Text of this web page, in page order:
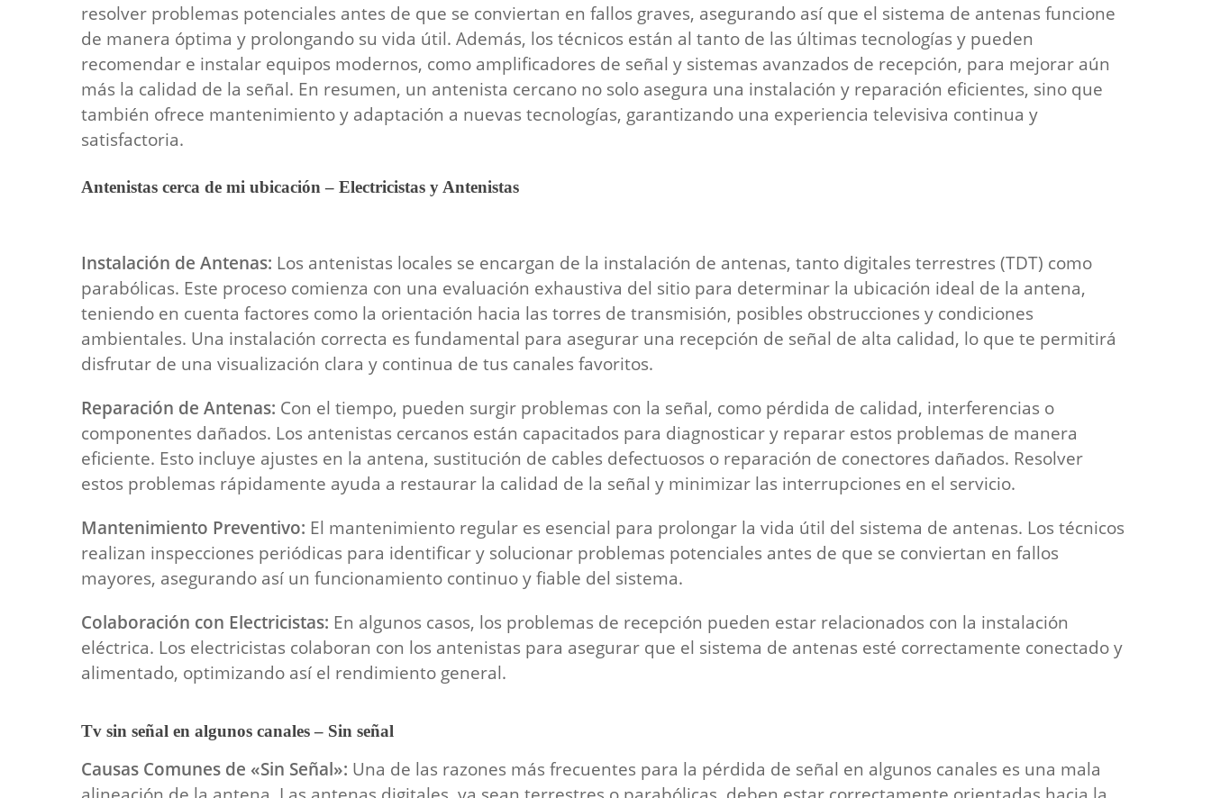
resolver problemas potenciales antes de que se conviertan en fallos graves, asegurando así que el sistema de antenas funcione
de manera óptima y prolongando su vida útil. Además, los técnicos están al tanto de las últimas tecnologías y pueden
recomendar e instalar equipos modernos, como amplificadores de señal y sistemas avanzados de recepción, para mejorar aún
más la calidad de la señal. En resumen, un antenista cercano no solo asegura una instalación y reparación eficientes, sino que
también ofrece mantenimiento y adaptación a nuevas tecnologías, garantizando una experiencia televisiva continua y
satisfactoria.
Antenistas cerca de mi ubicación – Electricistas y Antenistas
Instalación de Antenas: Los antenistas locales se encargan de la instalación de antenas, tanto digitales terrestres (TDT) como
parabólicas. Este proceso comienza con una evaluación exhaustiva del sitio para determinar la ubicación ideal de la antena,
teniendo en cuenta factores como la orientación hacia las torres de transmisión, posibles obstrucciones y condiciones
ambientales. Una instalación correcta es fundamental para asegurar una recepción de señal de alta calidad, lo que te permitirá
disfrutar de una visualización clara y continua de tus canales favoritos.
Reparación de Antenas: Con el tiempo, pueden surgir problemas con la señal, como pérdida de calidad, interferencias o
componentes dañados. Los antenistas cercanos están capacitados para diagnosticar y reparar estos problemas de manera
eficiente. Esto incluye ajustes en la antena, sustitución de cables defectuosos o reparación de conectores dañados. Resolver
estos problemas rápidamente ayuda a restaurar la calidad de la señal y minimizar las interrupciones en el servicio.
Mantenimiento Preventivo: El mantenimiento regular es esencial para prolongar la vida útil del sistema de antenas. Los técnicos
realizan inspecciones periódicas para identificar y solucionar problemas potenciales antes de que se conviertan en fallos
mayores, asegurando así un funcionamiento continuo y fiable del sistema.
Colaboración con Electricistas: En algunos casos, los problemas de recepción pueden estar relacionados con la instalación
eléctrica. Los electricistas colaboran con los antenistas para asegurar que el sistema de antenas esté correctamente conectado y
alimentado, optimizando así el rendimiento general.
Tv sin señal en algunos canales – Sin señal
Causas Comunes de «Sin Señal»: Una de las razones más frecuentes para la pérdida de señal en algunos canales es una mala